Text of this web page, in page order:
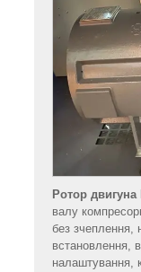
Ротор двигуна
валу
без зчеплення,
встановлення,
налаштування,